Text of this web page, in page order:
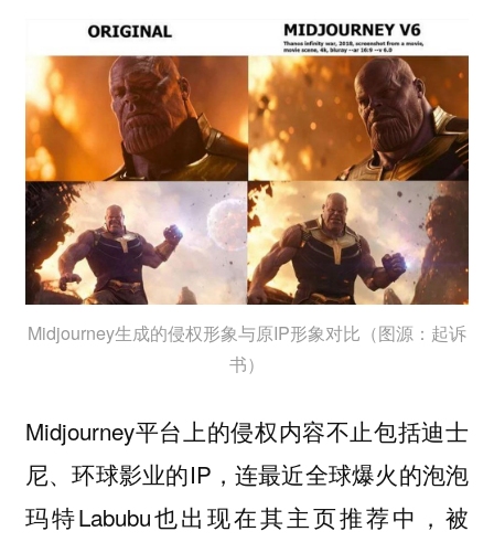
Midjourney生成的侵权形象与原IP形象对比（图源：起诉
书）
Midjourney平台上的侵权内容不止包括迪士
尼、环球影业的IP，连最近全球爆火的泡泡
玛特Labubu也出现在其主页推荐中，被